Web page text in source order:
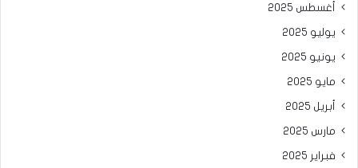
أغسطس 2025
يوليو 2025
يونيو 2025
مايو 2025
أبريل 2025
مارس 2025
فبراير 2025